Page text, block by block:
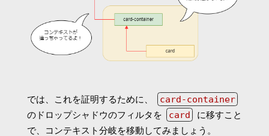
では、これを証明するために、 card-container
のドロップシャドウのフィルタを card
に移すこと
で、コンテキスト分岐を移動してみましょう。